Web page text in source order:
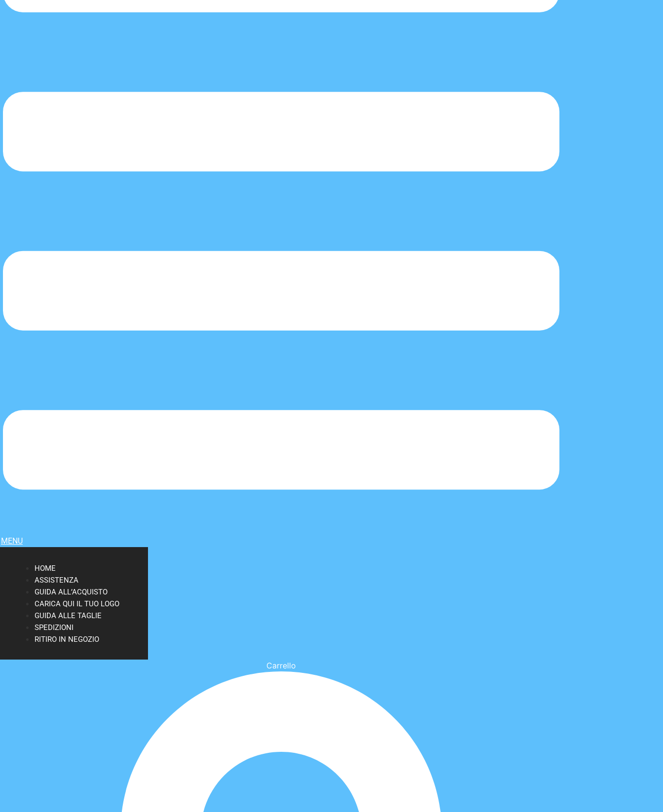
MENU
HOME
ASSISTENZA
GUIDA ALL’ACQUISTO
CARICA QUI IL TUO LOGO
GUIDA ALLE TAGLIE
SPEDIZIONI
RITIRO IN NEGOZIO
Carrello